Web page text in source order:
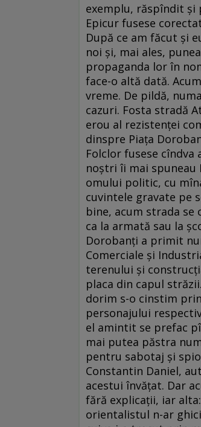
exemplu, răspîndit şi
Epicur fusese
După ce am făcut şi
noi şi, mai ales,
propaganda lor în
face-o altă dată.
vreme. De pildă,
cazuri. Fosta stradă
erou al rezistenţei
dinspre Piaţa
Folclor fusese
noştri îi mai spuneau
omului politic, cu
cuvintele gravate pe
bine, acum strada se
ca la armată sau la
Dorobanţi a primit
Comerciale şi
terenului şi
placa din capul
dorim s-o cinstim
personajului
el amintit se prefac
mai putea păstra
pentru sabotaj şi
Constantin Daniel,
acestui învăţat. Dar
fără explicaţii, iar
orientalistul n-ar